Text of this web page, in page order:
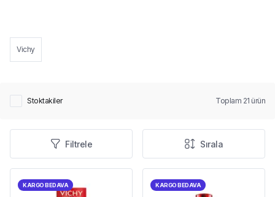
Vichy
Stoktakiler Toplam 21 ürün
Filtrele Sırala
KARGO BEDAVA KARGO BEDAVA